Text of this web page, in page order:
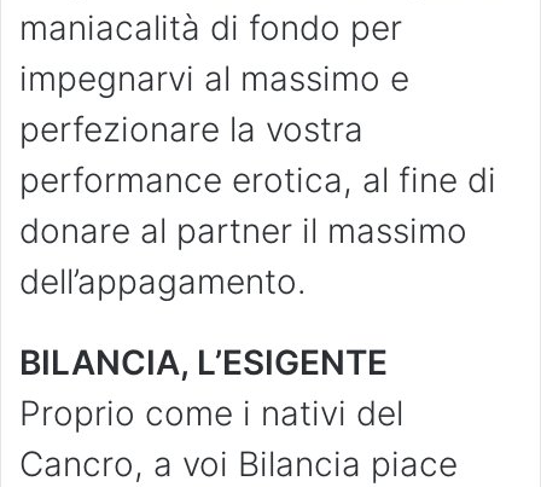
maniacalità di fondo per
impegnarvi al massimo e
perfezionare la vostra
performance erotica, al fine di
donare al partner il massimo
dell’appagamento.
BILANCIA, L’ESIGENTE
Proprio come i nativi del
Cancro, a voi Bilancia piace